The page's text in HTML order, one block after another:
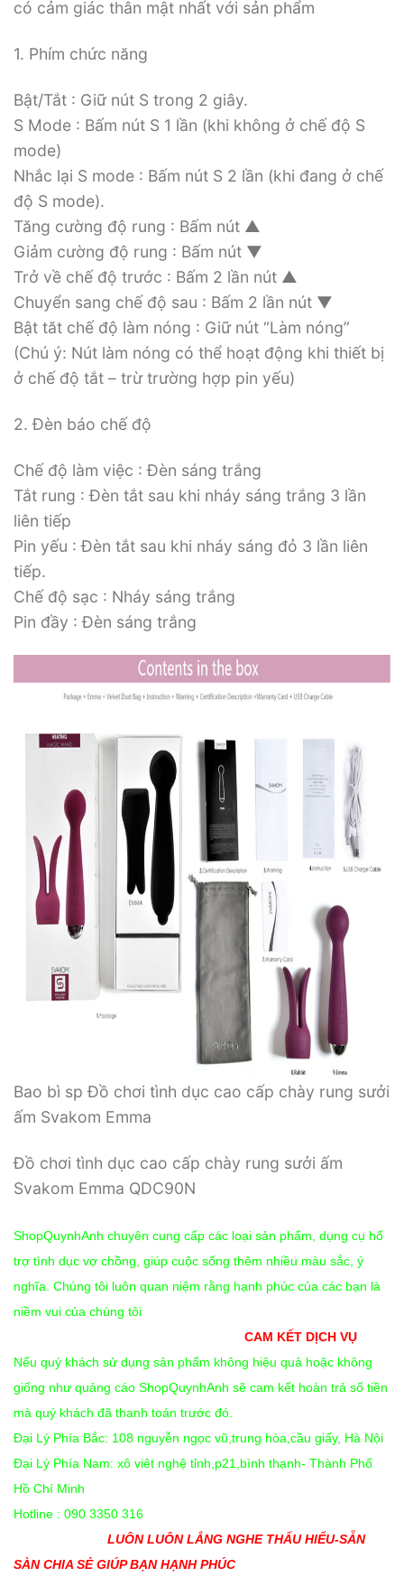
có cảm giác thân mật nhất với sản phẩm
1. Phím chức năng
Bật/Tắt : Giữ nút S trong 2 giây.
S Mode : Bấm nút S 1 lần (khi không ở chế độ S
mode)
Nhắc lại S mode : Bấm nút S 2 lần (khi đang ở chế
độ S mode).
Tăng cường độ rung : Bấm nút ▲
Giảm cường độ rung : Bấm nút ▼
Trở về chế độ trước : Bấm 2 lần nút ▲
Chuyển sang chế độ sau : Bấm 2 lần nút ▼
Bật tăt chế độ làm nóng : Giữ nút “Làm nóng”
(Chú ý: Nút làm nóng có thể hoạt động khi thiết bị
ở chế độ tắt – trừ trường hợp pin yếu)
2. Đèn báo chế độ
Chế độ làm việc : Đèn sáng trắng
Tắt rung : Đèn tắt sau khi nháy sáng trắng 3 lần
liên tiếp
Pin yếu : Đèn tắt sau khi nháy sáng đỏ 3 lần liên
tiếp.
Chế độ sạc : Nháy sáng trắng
Pin đầy : Đèn sáng trắng
Bao bì sp Đồ chơi tình dục cao cấp chày rung sưởi
ấm Svakom Emma
Đồ chơi tình dục cao cấp chày rung sưởi ấm
Svakom Emma QDC90N
ShopQuynhAnh chuyên cung cấp các loại sản phẩm, dụng cụ hổ
trợ tình dục vợ chồng, giúp cuộc sống thêm nhiều màu sắc, ý
nghĩa. Chúng tôi luôn quan niệm rằng hạnh phúc của các bạn là
niềm vui của chúng tôi
CAM KẾT DỊCH VỤ
Nếu quý khách sử dụng sản phẩm không hiệu quả hoặc không
giống như quảng cáo ShopQuynhAnh sẽ cam kết hoàn trả số tiền
mà quý khách đã thanh toán trước đó.
Đại Lý Phía Bắc: 108 nguyễn ngọc vũ,trung hòa,cầu giấy, Hà Nội
Đại Lý Phía Nam: xô viêt nghệ tỉnh,p21,bình thạnh- Thành Phố
Hồ Chí Minh
Hotline : 090 3350 316
LUÔN LUÔN LẮNG NGHE THẤU HIỂU-SẴN
SÀN CHIA SẺ GIÚP BẠN HẠNH PHÚC